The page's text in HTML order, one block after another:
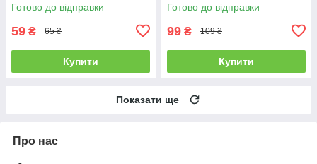
Готово до відправки
59 ₴ 65 ₴
Купити
Готово до відправки
99 ₴ 109 ₴
Купити
Показати ще
Про нас